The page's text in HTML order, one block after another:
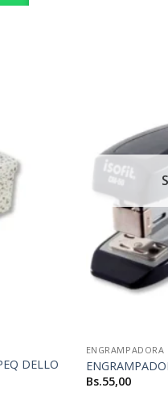
DELLO
ENGRAMPADORA
Bs.55,00